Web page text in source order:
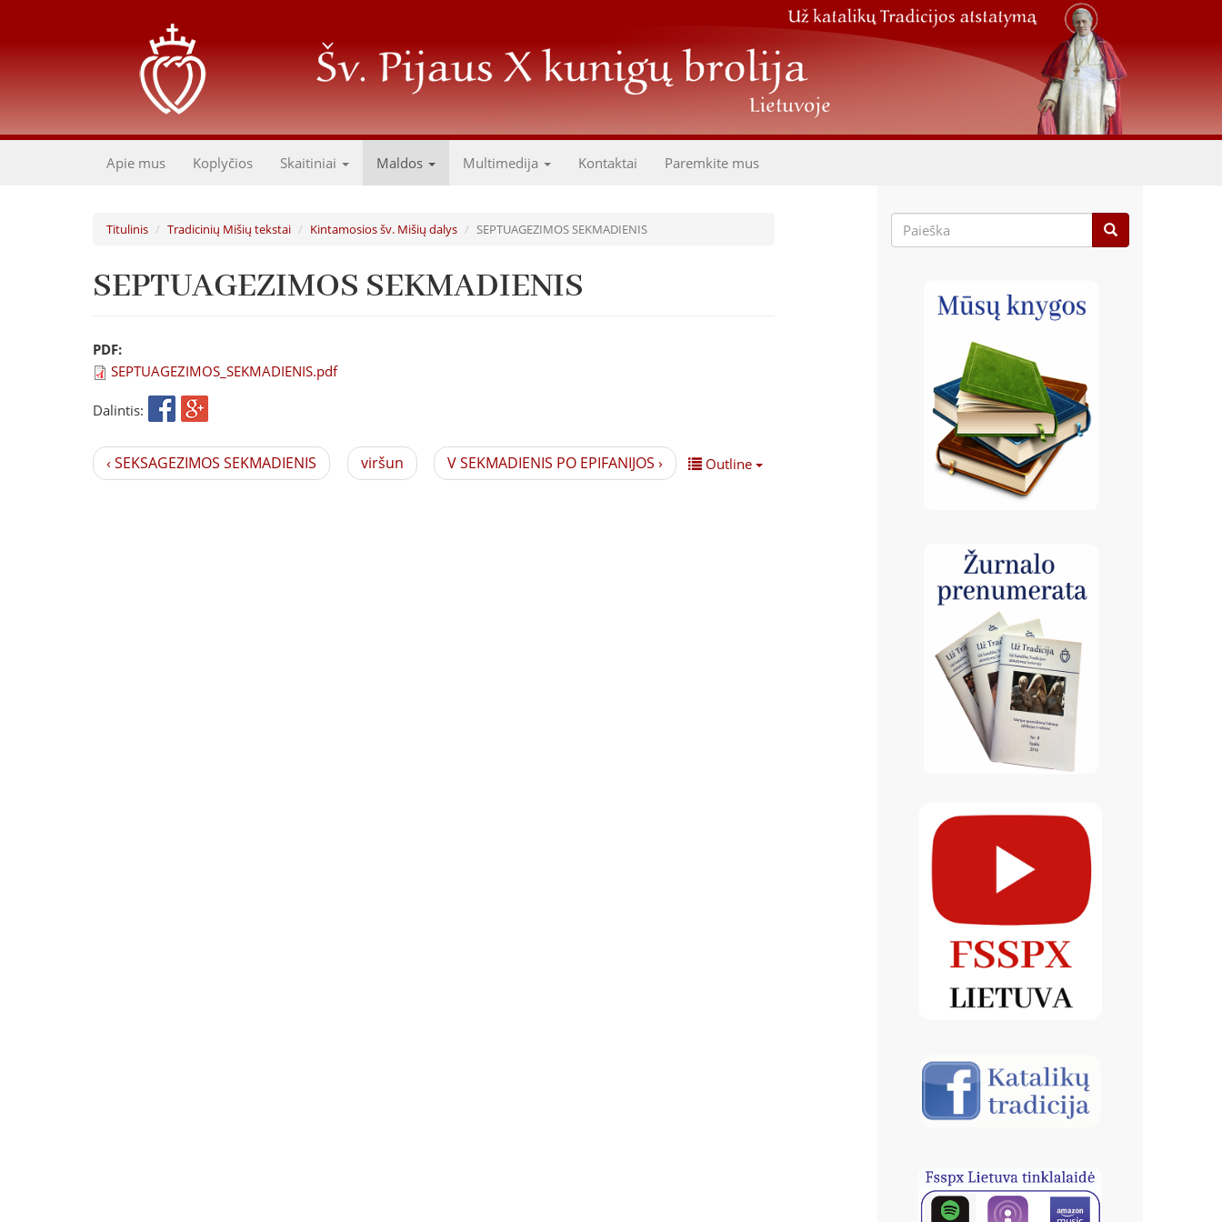
Apie mus Koplyčios Skaitiniai Maldos Multimedija Kontaktai Paremkite mus
Titulinis Tradicinių Mišių tekstai Kintamosios šv. Mišių dalys SEPTUAGEZIMOS SEKMADIENIS
SEPTUAGEZIMOS SEKMADIENIS
PDF:
SEPTUAGEZIMOS_SEKMADIENIS.pdf
Dalintis:
Outline
‹ SEKSAGEZIMOS SEKMADIENIS viršun V SEKMADIENIS PO EPIFANIJOS ›
Paieškos